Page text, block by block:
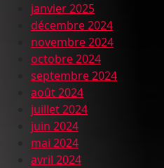
janvier 2025
décembre 2024
novembre 2024
octobre 2024
septembre 2024
août 2024
juillet 2024
juin 2024
mai 2024
avril 2024